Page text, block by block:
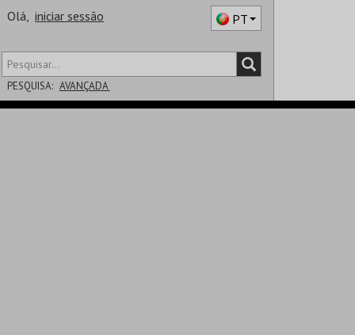
Olá, iniciar sessão PT
PESQUISA: AVANÇADA